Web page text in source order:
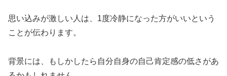
思い込みが激しい人は、1度冷静になった方がいいという
ことが伝わります。
背景には、もしかしたら自分自身の自己肯定感の低さがあ